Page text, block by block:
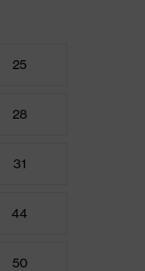
25
28
31
44
50